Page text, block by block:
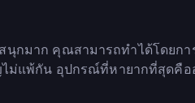
นุกมาก คุณสามารถทำได้โดยกา
ม่แพ้กัน อุปกรณ์ที่หายากที่สุดคื